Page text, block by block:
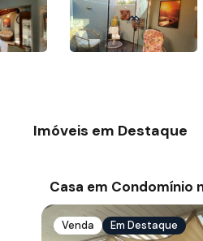
Imóveis em Destaque
Casa em Condomínio
Venda Em Destaque